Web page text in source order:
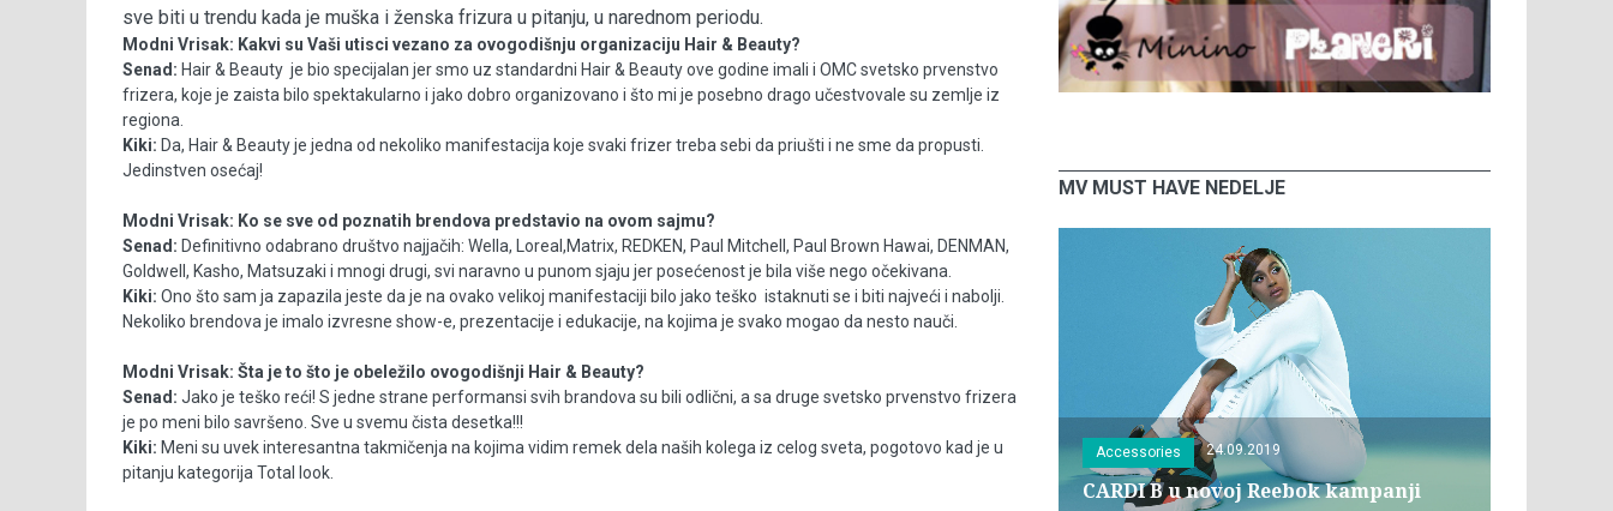
sve biti u trendu kada je muška i ženska frizura u pitanju, u narednom periodu.
Modni Vrisak: Kakvi su Vaši utisci vezano za ovogodišnju organizaciju Hair & Beauty?
Senad: Hair & Beauty je bio specijalan jer smo uz standardni Hair & Beauty ove godine imali i OMC svetsko prvenstvo
frizera, koje je zaista bilo spektakularno i jako dobro organizovano i što mi je posebno drago učestvovale su zemlje iz
regiona.
Kiki: Da, Hair & Beauty je jedna od nekoliko manifestacija koje svaki frizer treba sebi da priušti i ne sme da propusti.
Jedinstven osećaj!
Modni Vrisak: Ko se sve od poznatih brendova predstavio na ovom sajmu?
Senad: Definitivno odabrano društvo najjačih: Wella, Loreal,Matrix, REDKEN, Paul Mitchell, Paul Brown Hawai, DENMAN,
Goldwell, Kasho, Matsuzaki i mnogi drugi, svi naravno u punom sjaju jer posećenost je bila više nego očekivana.
Kiki: Ono što sam ja zapazila jeste da je na ovako velikoj manifestaciji bilo jako teško istaknuti se i biti najveći i nabolji.
Nekoliko brendova je imalo izvresne show-e, prezentacije i edukacije, na kojima je svako mogao da nesto nauči.
Modni Vrisak: Šta je to što je obeležilo ovogodišnji Hair & Beauty?
Senad: Jako je teško reći! S jedne strane performansi svih brandova su bili odlični, a sa druge svetsko prvenstvo frizera
je po meni bilo savršeno. Sve u svemu čista desetka!!!
Kiki: Meni su uvek interesantna takmičenja na kojima vidim remek dela naših kolega iz celog sveta, pogotovo kad je u
pitanju kategorija Total look.
MV MUST HAVE NEDELJE
Accessories 24.09.2019
CARDI B u novoj Reebok kampanji